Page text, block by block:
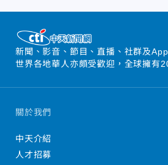
新聞、影音、節目、直播、社群及
世界各地華人亦頗受歡迎，全球擁有
關於我們
中天介紹
人才招募